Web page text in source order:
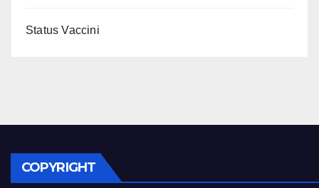
Status Vaccini
COPYRIGHT